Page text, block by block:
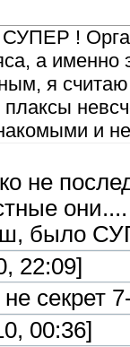
!
а именно
я
плаксы
и
не
они....
было
22:09]
секрет
00:36]